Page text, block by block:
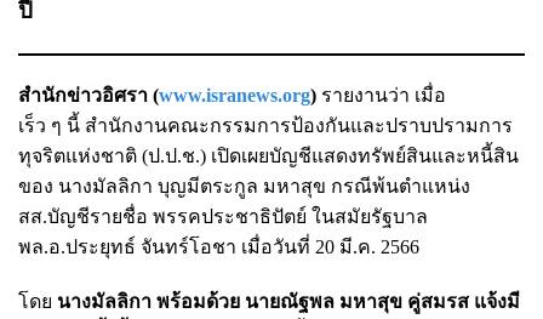
ปี
สำนักข่าวอิศรา (www.isranews.org) รายงานว่า เมื่อ
เร็ว ๆ นี้ สำนักงานคณะกรรมการป้องกันและปราบปรามการ
ทุจริตแห่งชาติ (ป.ป.ช.) เปิดเผยบัญชีแสดงทรัพย์สินและหนี้สิน
ของ นางมัลลิกา บุญมีตระกูล มหาสุข กรณีพ้นตำแหน่ง
สส.บัญชีรายชื่อ พรรคประชาธิปัตย์ ในสมัยรัฐบาล
พล.อ.ประยุทธ์ จันทร์โอชา เมื่อวันที่ 20 มี.ค. 2566
โดย นางมัลลิกา พร้อมด้วย นายณัฐพล มหาสุข คู่สมรส แจ้งมี